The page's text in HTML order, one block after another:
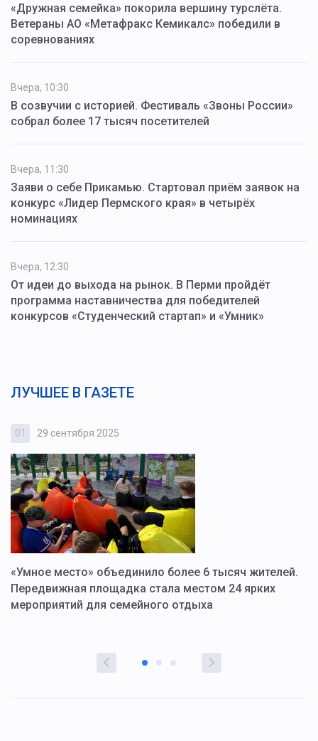
«Дружная семейка» покорила вершину турслёта.
Ветераны АО «Метафракс Кемикалс» победили в
соревнованиях
Вчера, 10:30
В созвучии с историей. Фестиваль «Звоны России»
собрал более 17 тысяч посетителей
Вчера, 11:30
Заяви о себе Прикамью. Стартовал приём заявок на
конкурс «Лидер Пермского края» в четырёх
номинациях
Вчера, 12:30
От идеи до выхода на рынок. В Перми пройдёт
программа наставничества для победителей
конкурсов «Студенческий стартап» и «Умник»
ЛУЧШЕЕ В ГАЗЕТЕ
01 29 сентября 2025
«Умное место» объединило более 6 тысяч жителей.
Передвижная площадка стала местом 24 ярких
мероприятий для семейного отдыха